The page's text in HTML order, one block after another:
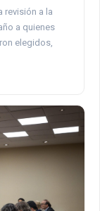
revisión a la
a quienes
elegidos,